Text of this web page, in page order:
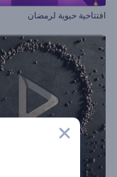
افتتاحية حيوية لرمضان